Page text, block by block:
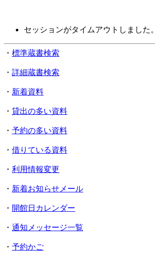
セッションがタイムアウトしました。
・ 標準蔵書検索
・ 詳細蔵書検索
・ 新着資料
・ 貸出の多い資料
・ 予約の多い資料
・ 借りている資料
・ 利用情報変更
・ 新着お知らせメール
・ 開館日カレンダー
・ 通知メッセージ一覧
・ 予約かご